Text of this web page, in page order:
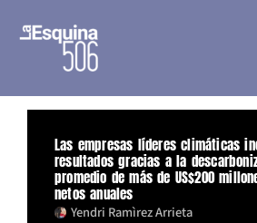
Las empresas líderes climáticas
resultados gracias a la
promedio de más de US$200
netos anuales
Yendri Ramìrez Arrieta